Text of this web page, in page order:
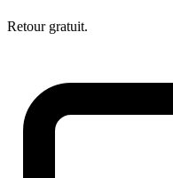
Retour gratuit.